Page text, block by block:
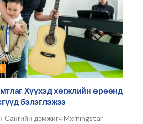
Хүүхэд хөгжлийн өрөөнд
бэлэглэжээ
дэмжигч Mxrningstar